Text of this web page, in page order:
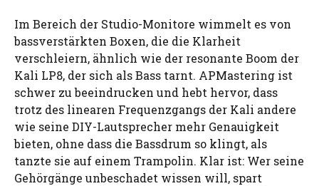
Im Bereich der Studio-Monitore wimmelt es von
bassverstärkten Boxen, die die Klarheit
verschleiern, ähnlich wie der resonante Boom der
Kali LP8, der sich als Bass tarnt. APMastering ist
schwer zu beeindrucken und hebt hervor, dass
trotz des linearen Frequenzgangs der Kali andere
wie seine DIY-Lautsprecher mehr Genauigkeit
bieten, ohne dass die Bassdrum so klingt, als
tanzte sie auf einem Trampolin. Klar ist: Wer seine
Gehörgänge unbeschadet wissen will, spart